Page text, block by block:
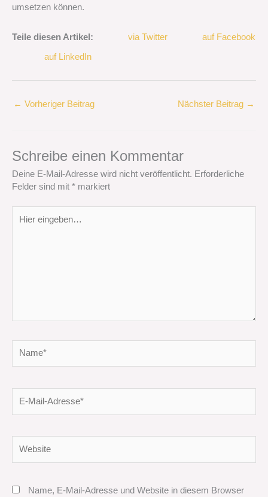
umsetzen können.
Teile diesen Artikel: via Twitter auf Facebook
auf LinkedIn
← Vorheriger Beitrag Nächster Beitrag →
Schreibe einen Kommentar
Deine E-Mail-Adresse wird nicht veröffentlicht. Erforderliche
Felder sind mit * markiert
eingeben…
Mail-
Name, E-Mail-Adresse und Website in diesem Browser